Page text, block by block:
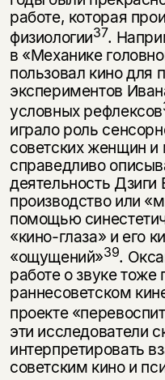
работе, которая
физиологии37.
в «Механике
пользовал кино для
экспериментов
условных рефлексов
играло роль
советских женщин
справедливо
деятельность Дзиги
производство или
помощью
«кино-глаза» и его
«ощущений»39.
ра­боте о звуке тоже
раннесоветском
проекте
эти исследователи
интерпретировать
советским кино и